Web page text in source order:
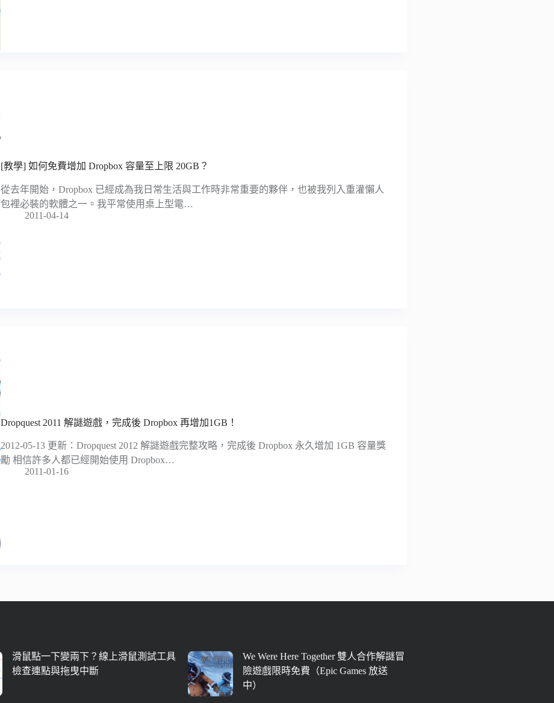
[教學] 如何免費增加 Dropbox 容量至上限 20GB？
從去年開始，Dropbox 已經成為我日常生活與工作時非常重要的夥伴，也被我列入重灌懶人
包裡必裝的軟體之一。我平常使用桌上型電…
2011-04-14
Dropquest 2011 解謎遊戲，完成後 Dropbox 再增加1GB！
2012-05-13 更新：Dropquest 2012 解謎遊戲完整攻略，完成後 Dropbox 永久增加 1GB 容量獎
勵 相信許多人都已經開始使用 Dropbox…
2011-01-16
滑鼠點一下變兩下？線上滑鼠測試工具
檢查連點與拖曳中斷
We Were Here Together 雙人合作解謎冒
險遊戲限時免費（Epic Games 放送
中）